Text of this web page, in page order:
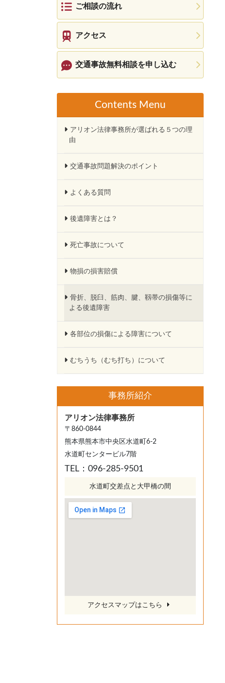
ご相談の流れ
アクセス
交通事故無料相談を申し込む
Contents Menu
アリオン法律事務所が選ばれる５つの理
由
交通事故問題解決のポイント
よくある質問
後遺障害とは？
死亡事故について
物損の損害賠償
骨折、脱臼、筋肉、腱、靱帯の損傷等に
よる後遺障害
各部位の損傷による障害について
むちうち（むち打ち）について
事務所紹介
アリオン法律事務所
〒860-0844
熊本県熊本市中央区水道町6-2
水道町センタービル7階
TEL：096-285-9501
水道町交差点と大甲橋の間
アクセスマップはこちら